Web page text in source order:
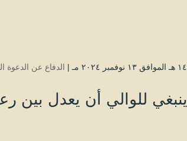
الدفاع عن الدعوة
ينبغي للوالي أن يعدل بين